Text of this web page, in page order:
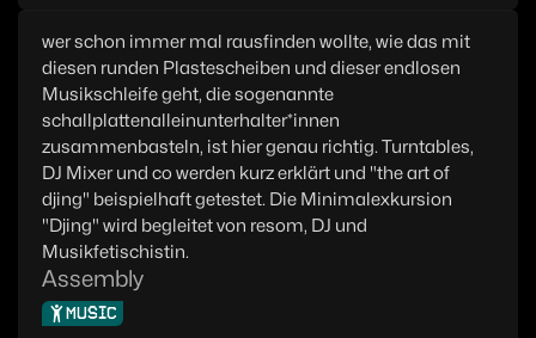
wer schon immer mal rausfinden wollte, wie das mit
diesen runden Plastescheiben und dieser endlosen
Musikschleife geht, die sogenannte
schallplattenalleinunterhalter*innen
zusammenbasteln, ist hier genau richtig. Turntables,
DJ Mixer und co werden kurz erklärt und "the art of
djing" beispielhaft getestet. Die Minimalexkursion
"Djing" wird begleitet von resom, DJ und
Musikfetischistin.
Assembly
MUSIC